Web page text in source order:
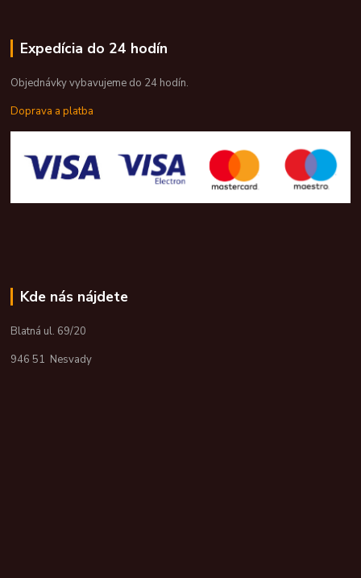
Expedícia do 24 hodín
Objednávky vybavujeme do 24 hodín.
Doprava a platba
Kde nás nájdete
Blatná ul. 69/20
946 51 Nesvady